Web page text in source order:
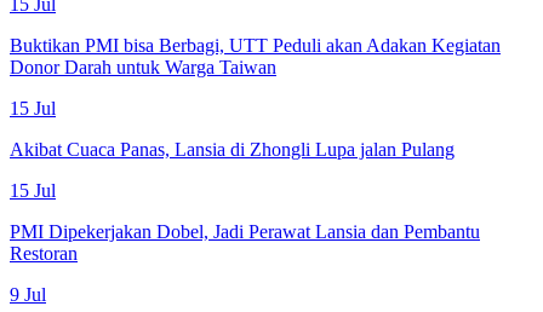
15 Jul
Buktikan PMI bisa Berbagi, UTT Peduli akan Adakan Kegiatan
Donor Darah untuk Warga Taiwan
15 Jul
Akibat Cuaca Panas, Lansia di Zhongli Lupa jalan Pulang
15 Jul
PMI Dipekerjakan Dobel, Jadi Perawat Lansia dan Pembantu
Restoran
9 Jul